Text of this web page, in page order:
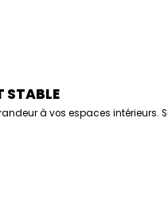
STABLE
à vos espaces intérieurs.